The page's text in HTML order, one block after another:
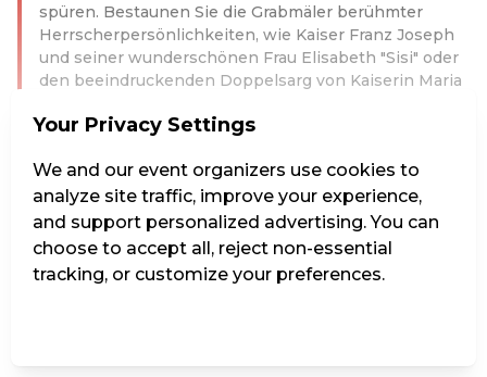
spüren. Bestaunen Sie die Grabmäler berühmter
Herrscherpersönlichkeiten, wie Kaiser Franz Joseph
und seiner wunderschönen Frau Elisabeth "Sisi" oder
den beeindruckenden Doppelsarg von Kaiserin Maria
sodass es sich wunderbar mit dem Konzert
Interpreten: Wiener Kaiserquartett
Read more
This event is over.
Your Privacy Settings
We and our event organizers use cookies to
analyze site traffic, improve your experience,
and support personalized advertising. You can
choose to accept all, reject non-essential
tracking, or customize your preferences.